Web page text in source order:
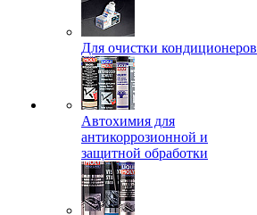
Для очистки кондиционеров
Автохимия для
антикоррозионной и
защитной обработки